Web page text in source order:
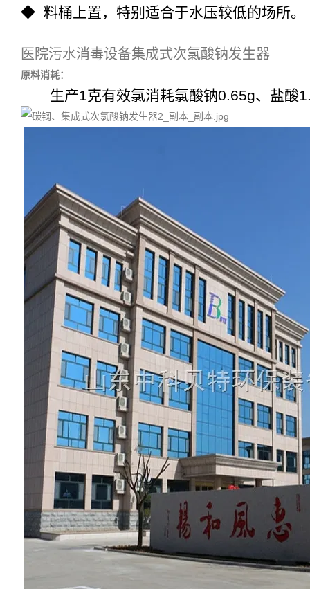
◆ 料桶上置，特别适合于水压较低的场所。
医院污水消毒设备集成式次氯酸钠发生器
原料消耗：
生产1克有效氯消耗氯酸钠0.65g、盐酸